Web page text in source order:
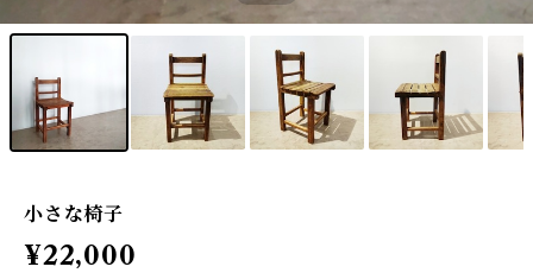
小さな椅子
¥22,000